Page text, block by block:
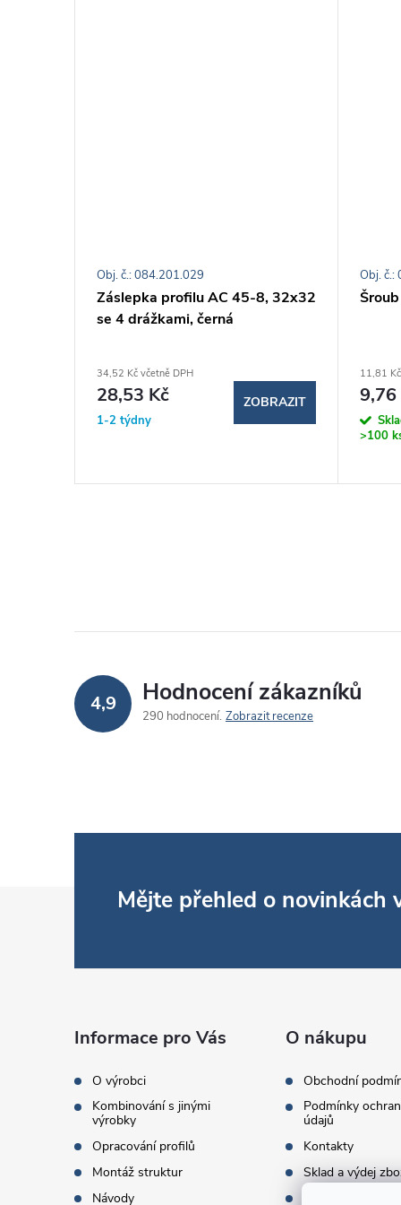
Záslepka profilu AC 45-8, 32x32
se 4 drážkami, černá
34,52 Kč včetně DPH
28,53 Kč
1-2 týdny
ZOBRAZIT
Obj. č.: 084.201.029
11,81
9,76
>100
Obj. č.:
4,9 Hodnocení zákazníků
290 hodnocení Zobrazit recenze
Mějte přehled o novinkách
Informace pro Vás
O výrobci
Kombinování s jinými
výrobky
Opracování profilů
Montáž struktur
Návody
O nákupu
Obchodní
Podmínky
údajů
Kontakty
Sklad a výdej